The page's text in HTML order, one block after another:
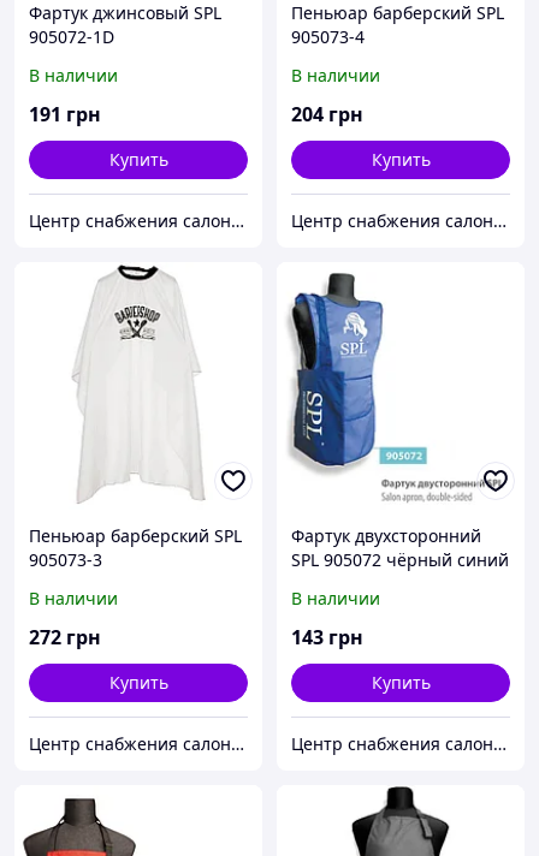
Фартук джинсовый SPL
905072-1D
В наличии
191 грн
Купить
Центр снабжения салонов красоты DenIC
Пеньюар барберский SPL
905073-4
В наличии
204 грн
Купить
Центр снабжения салонов красоты DenIC
Пеньюар барберский SPL
905073-3
В наличии
272 грн
Купить
Центр снабжения салонов красоты DenIC
Фартук двухсторонний
SPL 905072 чёрный синий
В наличии
143 грн
Купить
Центр снабжения салонов красоты DenIC